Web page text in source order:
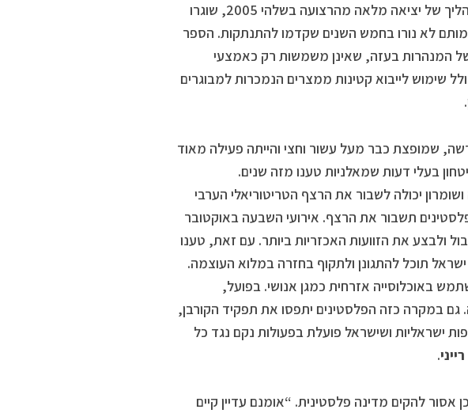
ב-2005. הספר מראה כי למרות שישראל החלה בתהליך של יציאה מלאה מהרצועה בשלהי 2005, שוגרו
מטחי ירי של קסאמים לאורך שנת 2006 שכמותם לא נורו בחמש השנים שקדמו להתנתקות. הספר
של המנהרות בעזה, שאינן משמשות רק כאמצעי
שימוש לייבוא קטינות ממצרים הנמכרות למבוגרים
שמופצת כבר מעל עשור וחצי והייתה פעילה מאוד
בעלי דעות שמאלניות טענו מזה שנים.
יכולה לשבור את הרצף הטריטוריאלי הערבי
תשבור את הרצף. אירועי השבעה באוקטובר
ולבצע את הזוועות האכזריות ביותר. עם זאת, טענו
תוכל להתגונן ולתקוף בחזרה במלוא העוצמה.
באוכלוסייה אזרחית כמגן אנושי. בפועל,
במקרה כזה הפלסטינים יתפסו את תפקיד הקורבן,
ישראליות ושישראל פועלת בפעולות נקם נגד כל
רייני.
להקים מדינה פלסטינית. “אומנם עדיין קיים